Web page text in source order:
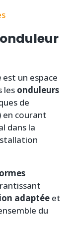
est un espace
les onduleurs
de
en courant
dans la
adaptée et
du